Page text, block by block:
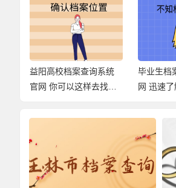
毕业生档案查询系统官
网 迅速了解档案查找经
眉山档
网 分享